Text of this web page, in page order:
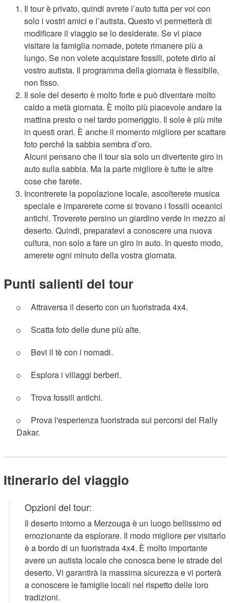
Il tour è privato, quindi avrete l’auto tutta per voi con
solo i vostri amici e l’autista. Questo vi permetterà di
modificare il viaggio se lo desiderate. Se vi piace
visitare la famiglia nomade, potete rimanere più a
lungo. Se non volete acquistare fossili, potete dirlo al
vostro autista. Il programma della giornata è flessibile,
non fisso.
Il sole del deserto è molto forte e può diventare molto
caldo a metà giornata. È molto più piacevole andare la
mattina presto o nel tardo pomeriggio. Il sole è più mite
in questi orari. È anche il momento migliore per scattare
foto perché la sabbia sembra d’oro.
Alcuni pensano che il tour sia solo un divertente giro in
auto sulla sabbia. Ma la parte migliore è tutte le altre
cose che farete.
Incontrerete la popolazione locale, ascolterete musica
speciale e imparerete come si trovano i fossili oceanici
antichi. Troverete persino un giardino verde in mezzo al
deserto. Quindi, preparatevi a conoscere una nuova
cultura, non solo a fare un giro in auto. In questo modo,
amerete ogni minuto della vostra giornata.
Punti salienti del tour
Attraversa il deserto con un fuoristrada 4x4.
Scatta foto delle dune più alte.
Bevi il tè con i nomadi.
Esplora i villaggi berberi.
Trova fossili antichi.
Prova l'esperienza fuoristrada sui percorsi del Rally
Dakar.
Itinerario del viaggio
Opzioni del tour:
Il deserto intorno a Merzouga è un luogo bellissimo ed
emozionante da esplorare. Il modo migliore per visitarlo
è a bordo di un fuoristrada 4x4. È molto importante
avere un autista locale che conosca bene le strade del
deserto. Vi garantirà la massima sicurezza e vi porterà
a conoscere le famiglie locali nel rispetto delle loro
tradizioni.